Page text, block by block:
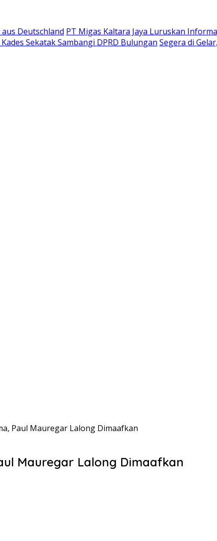
Deutschland PT Migas Kaltara Jaya Luruskan
Sekatak Sambangi DPRD Bulungan Segera di
Paul Mauregar Lalong Dimaafkan
Mauregar Lalong Dimaafkan